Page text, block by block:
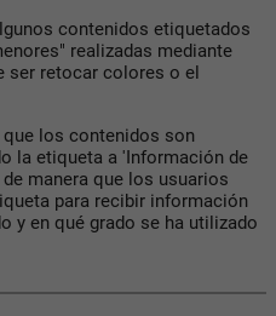
contenidos etiquetados
realizadas mediante
ser retocar colores o el
que los contenidos son
la etiqueta a 'Información de
manera que los usuarios
para recibir información
y en qué grado se ha utilizado